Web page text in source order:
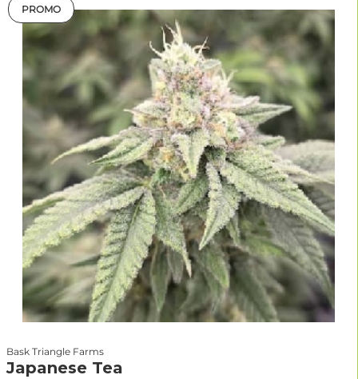
PROMO
Bask Triangle Farms
Japanese Tea